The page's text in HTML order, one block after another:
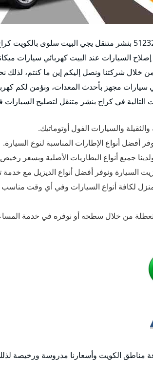
أول خدمة بنشر سلوى رقم 51232939‬ بنشر متنقل يجي البيت
السيارات عند البيت كهربائي سيارات
خلال شركتنا ونصل إليكم إين ما كنتم، لذلك
سيارات مجهز بأحدث المعدات، ونؤمن لكم
التالية في كراج بنشر متنقل لتصليح
والسيارات الفول أوتوماتيك.
أفضل أنواع الإطارات المناسبة لنوع السيارة.
جميع أنواع البطاريات الأصلية وبسعر
السيارة ونوفر أفضل أنواع الديزيل مع خدمة
لكافة أنواع السيارات وفي أي وقت
من خلال سطحه أو نوفره في خدمة
مناطق الكويت وأسعارنا مدروسة ورخيصة لذلك